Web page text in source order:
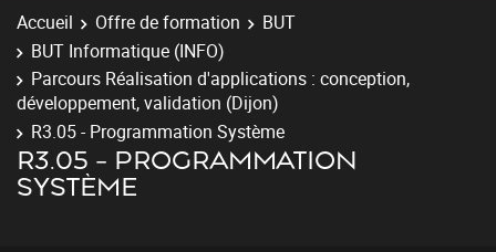
Accueil Offre de formation
BUT
BUT Informatique (INFO)
Parcours Réalisation d'applications : conception,
développement, validation (Dijon)
R3.05 - Programmation Système
R3.05 - PROGRAMMATION
SYSTÈME